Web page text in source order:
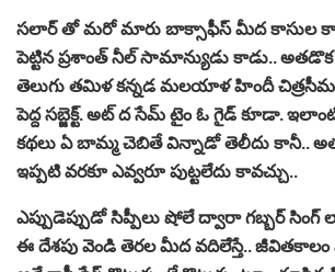
స‌లార్ తో మ‌రో మారు బాక్సాఫీస్ మీద కాసుల
పెట్టిన ప్ర‌శాంత్ నీల్ సామాన్యుడు కాడు..
తెలుగు త‌మిళ క‌న్న‌డ మ‌ల‌యాళ హిందీ
పెద్ద స‌బ్జెక్ట్. అట్ ద సేమ్ టైం ఓ గైడ్ కూడా.
క‌థ‌లు ఏ బామ్మ చెబితే విన్నాడో తెలీదు కానీ..
ఇప్ప‌టి వ‌ర‌కూ ఎవ్వ‌రూ పుట్ట‌లేదు కావ‌చ్చు..
ఎప్పుడెప్పుడో సిప్పీలు షోలే ద్వారా గ‌బ్బ‌ర్ సింగ్
ఈ దేశపు వెండి తెర‌ల మీద వ‌దిలేస్తే..